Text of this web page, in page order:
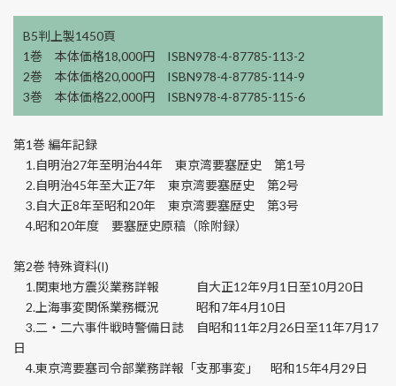
B5判上製1450頁
1巻 本体価格18,000円 ISBN978-4-87785-113-2
2巻 本体価格20,000円 ISBN978-4-87785-114-9
3巻 本体価格22,000円 ISBN978-4-87785-115-6
第1巻 編年記録
1.自明治27年至明治44年 東京湾要塞歴史 第1号
2.自明治45年至大正7年 東京湾要塞歴史 第2号
3.自大正8年至昭和20年 東京湾要塞歴史 第3号
4.昭和20年度 要塞歴史原稿（除附録）
第2巻 特殊資料(I)
1.関東地方震災業務詳報 自大正12年9月1日至10月20日
2.上海事変関係業務概況 昭和7年4月10日
3.二・二六事件戦時警備日誌 自昭和11年2月26日至11年7月17
日
4.東京湾要塞司令部業務詳報「支那事変」 昭和15年4月29日